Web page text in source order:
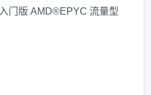
门版 AMD®EPYC 流量型